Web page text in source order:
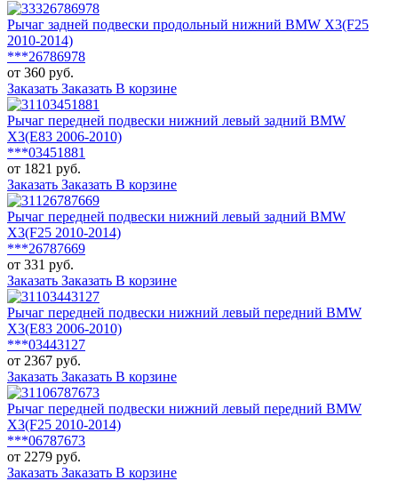
Рычаг задней подвески продольный нижний BMW X3(F25
2010-2014)
***26786978
от 360 руб.
Заказать Заказать В корзине
Рычаг передней подвески нижний левый задний BMW
X3(E83 2006-2010)
***03451881
от 1821 руб.
Заказать Заказать В корзине
Рычаг передней подвески нижний левый задний BMW
X3(F25 2010-2014)
***26787669
от 331 руб.
Заказать Заказать В корзине
Рычаг передней подвески нижний левый передний BMW
X3(E83 2006-2010)
***03443127
от 2367 руб.
Заказать Заказать В корзине
Рычаг передней подвески нижний левый передний BMW
X3(F25 2010-2014)
***06787673
от 2279 руб.
Заказать Заказать В корзине